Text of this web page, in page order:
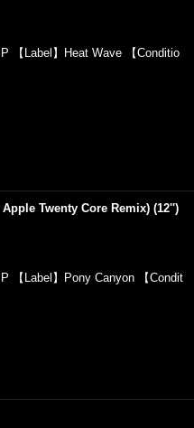
【Label】Heat Wave 【Conditio
Twenty Core Remix) (12'')
【Label】Pony Canyon 【Condit